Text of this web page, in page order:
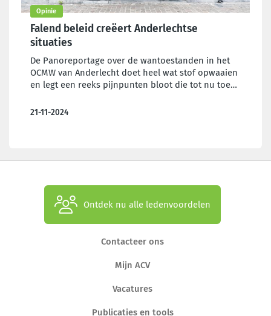
Opinie
Falend beleid creëert Anderlechtse
situaties
De Panoreportage over de wantoestanden in het
OCMW van Anderlecht doet heel wat stof opwaaien
en legt een reeks pijnpunten bloot die tot nu toe
vele medewerkers in de Brusselse OCMW’s zijn ze
21-11-2024
Ontdek nu alle ledenvoordelen
Contacteer ons
Mijn ACV
Vacatures
Publicaties en tools